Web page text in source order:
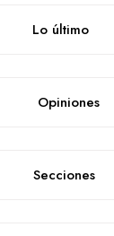
Lo último
Opiniones
Secciones